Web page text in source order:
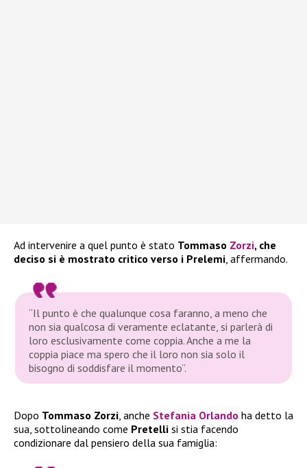
Ad intervenire a quel punto è stato Tommaso Zorzi, che
deciso si è mostrato critico verso i Prelemi , affermando.
“Il punto è che qualunque cosa faranno, a meno che
non sia qualcosa di veramente eclatante, si parlerà di
loro esclusivamente come coppia. Anche a me la
coppia piace ma spero che il loro non sia solo il
bisogno di soddisfare il momento”.
Dopo Tommaso Zorzi , anche Stefania Orlando ha detto la
sua, sottolineando come Pretelli si stia facendo
condizionare dal pensiero della sua famiglia: